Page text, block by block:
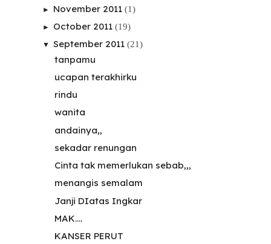
► November 2011 (1)
► October 2011 (19)
▼ September 2011 (21)
tanpamu
ucapan terakhirku
rindu
wanita
andainya,,
sekadar renungan
Cinta tak memerlukan sebab,,,
menangis semalam
Janji DIatas Ingkar
MAK....
KANSER PERUT